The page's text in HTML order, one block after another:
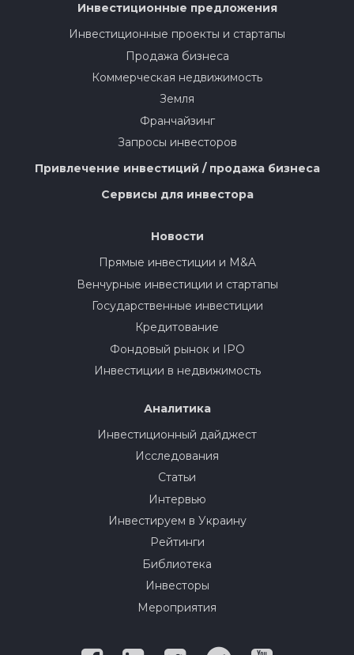
Инвестиционные предложения
Инвестиционные проекты и стартапы
Продажа бизнеса
Коммерческая недвижимость
Земля
Франчайзинг
Запросы инвесторов
Привлечение инвестиций / продажа бизнеса
Сервисы для инвестора
Новости
Прямые инвестиции и M&A
Венчурные инвестиции и стартапы
Государственные инвестиции
Кредитование
Фондовый рынок и IPO
Инвестиции в недвижимость
Аналитика
Инвестиционный дайджест
Исследования
Статьи
Интервью
Инвестируем в Украину
Рейтинги
Библиотека
Инвесторы
Мероприятия